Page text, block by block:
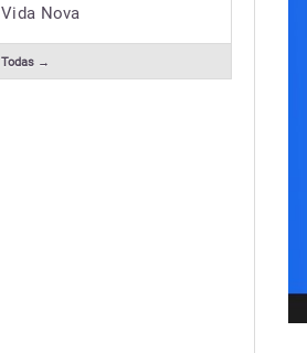
Vida Nova
Todas →